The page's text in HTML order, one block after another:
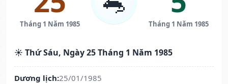
Tháng 1 Năm 1985 Tháng 1 Năm 1985
☀️ Thứ Sáu, Ngày 25 Tháng 1 Năm 1985
Dương lịch:25/01/1985